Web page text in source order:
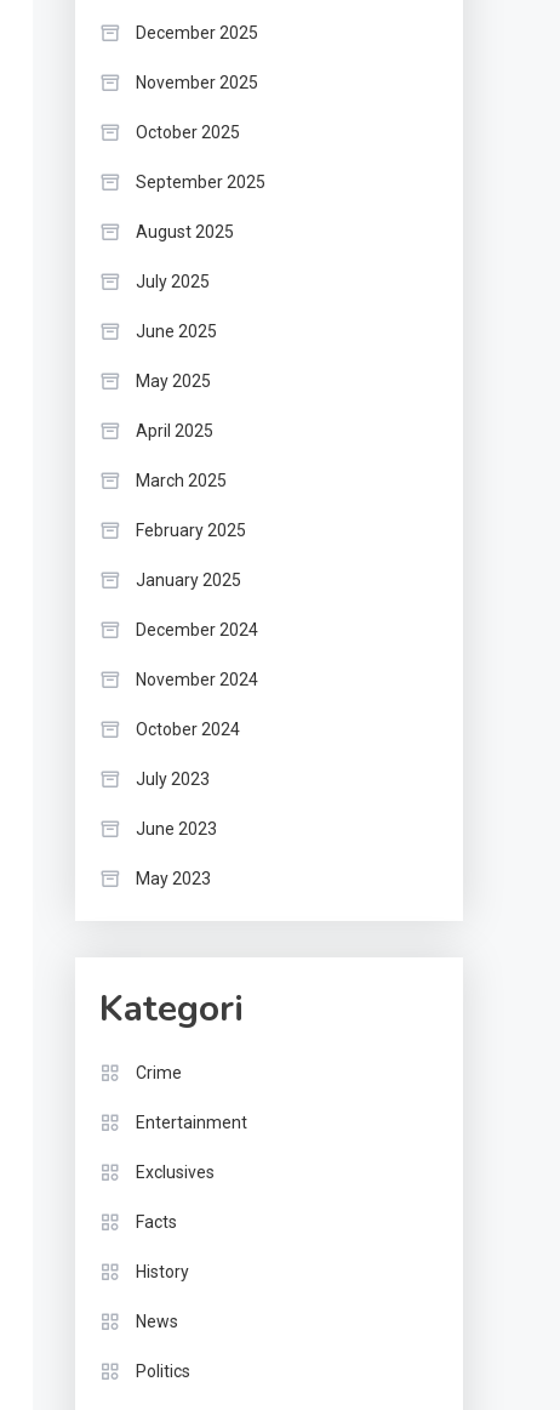
December 2025
November 2025
October 2025
September 2025
August 2025
July 2025
June 2025
May 2025
April 2025
March 2025
February 2025
January 2025
December 2024
November 2024
October 2024
July 2023
June 2023
May 2023
Kategori
Crime
Entertainment
Exclusives
Facts
History
News
Politics